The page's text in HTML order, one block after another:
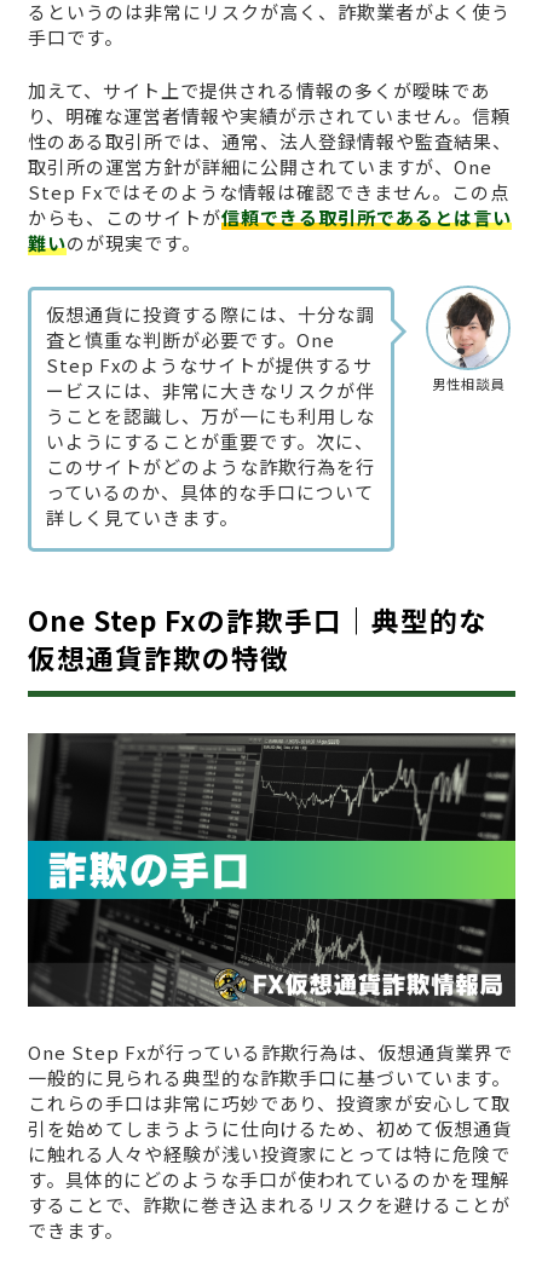
るというのは非常にリスクが高く、詐欺業者がよく使う
手口です。
加えて、サイト上で提供される情報の多くが曖昧であ
り、明確な運営者情報や実績が示されていません。信頼
性のある取引所では、通常、法人登録情報や監査結果、
取引所の運営方針が詳細に公開されていますが、One
Step Fxではそのような情報は確認できません。この点
からも、このサイトが信頼できる取引所であるとは言い
難いのが現実です。
男性相談員
仮想通貨に投資する際には、十分な調
査と慎重な判断が必要です。One
Step Fxのようなサイトが提供するサ
ービスには、非常に大きなリスクが伴
うことを認識し、万が一にも利用しな
いようにすることが重要です。次に、
このサイトがどのような詐欺行為を行
っているのか、具体的な手口について
詳しく見ていきます。
One Step Fxの詐欺手口｜典型的な
仮想通貨詐欺の特徴
One Step Fxが行っている詐欺行為は、仮想通貨業界で
一般的に見られる典型的な詐欺手口に基づいています。
これらの手口は非常に巧妙であり、投資家が安心して取
引を始めてしまうように仕向けるため、初めて仮想通貨
に触れる人々や経験が浅い投資家にとっては特に危険で
す。具体的にどのような手口が使われているのかを理解
することで、詐欺に巻き込まれるリスクを避けることが
できます。